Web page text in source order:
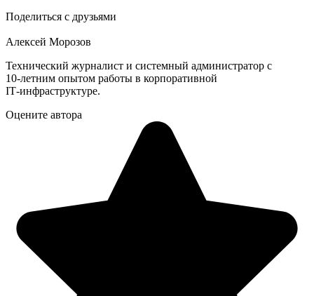
Поделиться с друзьями
Алексей Морозов
Технический журналист и системный администратор с
10‑летним опытом работы в корпоративной
IT‑инфраструктуре.
Оцените автора